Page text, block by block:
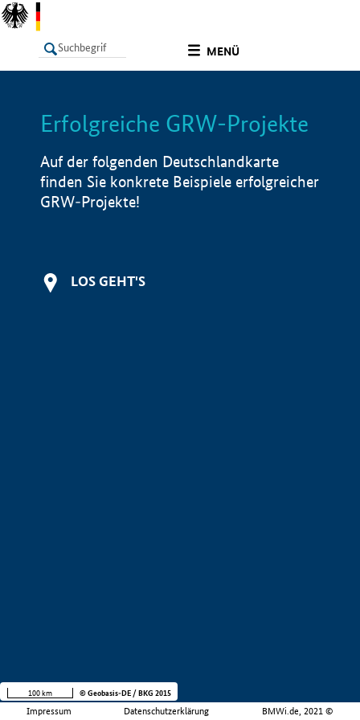
MENÜ
LISTE Info
Erfolgreiche GRW-Projekte
Auf der folgenden Deutschlandkarte
finden Sie konkrete Beispiele erfolgreicher
GRW-Projekte!
LOS GEHT'S
Impressum Datenschutzerklärung BMWi.de, 2021 ©
100 km © Geobasis-DE / BKG 2015